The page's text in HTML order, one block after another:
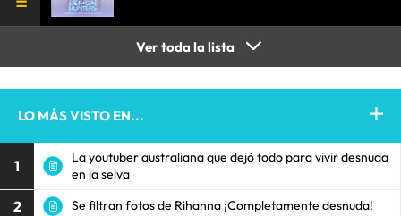
Ver toda la lista
LO MÁS VISTO EN...
1
La youtuber australiana que dejó todo para vivir desnuda
en la selva
2 Se filtran fotos de Rihanna ¡Completamente desnuda!